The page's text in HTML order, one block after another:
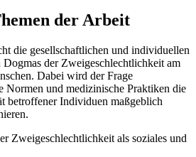
der Arbeit
die gesellschaftlichen und individuellen
der Zweigeschlechtlichkeit am
Dabei wird der Frage
Normen und medizinische Praktiken die
betroffener Individuen maßgeblich
Zweigeschlechtlichkeit als soziales und